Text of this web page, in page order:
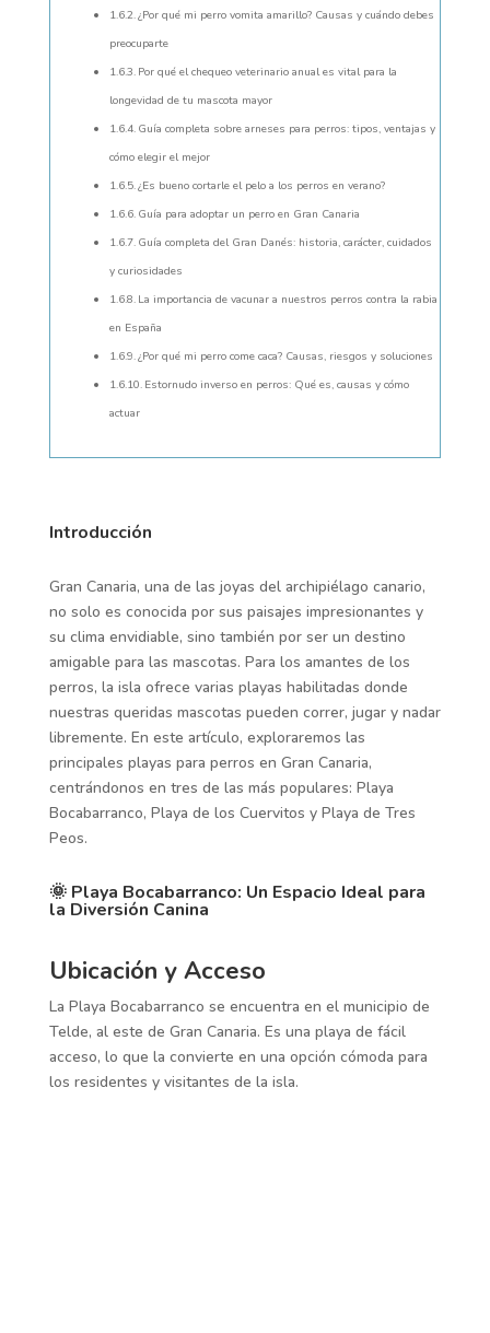
¿Por qué mi perro vomita amarillo? Causas y cuándo debes
preocuparte
Por qué el chequeo veterinario anual es vital para la
longevidad de tu mascota mayor
Guía completa sobre arneses para perros: tipos, ventajas y
cómo elegir el mejor
¿Es bueno cortarle el pelo a los perros en verano?
Guía para adoptar un perro en Gran Canaria
Guía completa del Gran Danés: historia, carácter, cuidados
y curiosidades
La importancia de vacunar a nuestros perros contra la rabia
en España
¿Por qué mi perro come caca? Causas, riesgos y soluciones
Estornudo inverso en perros: Qué es, causas y cómo
actuar
Introducción
Gran Canaria, una de las joyas del archipiélago canario,
no solo es conocida por sus paisajes impresionantes y
su clima envidiable, sino también por ser un destino
amigable para las mascotas. Para los amantes de los
perros, la isla ofrece varias playas habilitadas donde
nuestras queridas mascotas pueden correr, jugar y nadar
libremente. En este artículo, exploraremos las
principales playas para perros en Gran Canaria,
centrándonos en tres de las más populares: Playa
Bocabarranco, Playa de los Cuervitos y Playa de Tres
Peos.
🌞 Playa Bocabarranco: Un Espacio Ideal para
la Diversión Canina
Ubicación y Acceso
La Playa Bocabarranco se encuentra en el municipio de
Telde, al este de Gran Canaria. Es una playa de fácil
acceso, lo que la convierte en una opción cómoda para
los residentes y visitantes de la isla.